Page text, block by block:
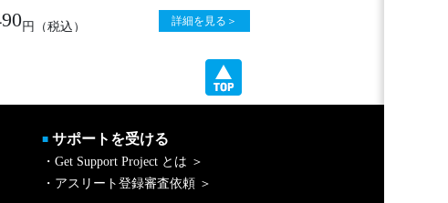
円 （税込） 詳細を見る＞
■ サポートを受ける
・Get Support Project とは ＞
・アスリート登録審査依頼 ＞